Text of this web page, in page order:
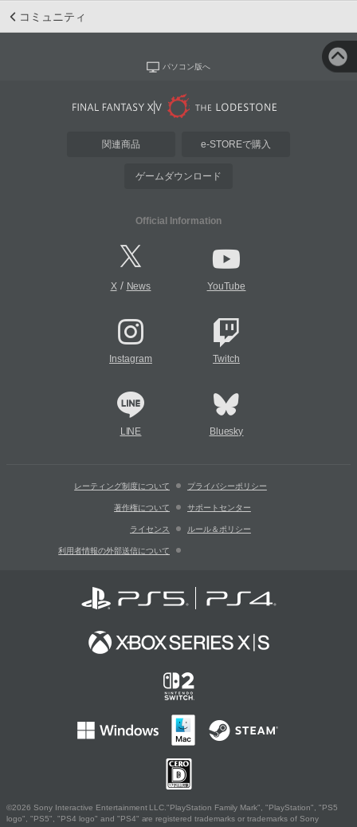
コミュニティ
パソコン版へ
関連商品 e-STOREで購入
ゲームダウンロード
Official Information
X/ News YouTube
Instagram Twitch
LINE Bluesky
レーティング制度について プライバシーポリシー
著作権について サポートセンター
ライセンス ルール＆ポリシー
利用者情報の外部送信について
©2026 Sony Interactive Entertainment LLC."PlayStation Family Mark", "PlayStation", "PS5
logo", "PS5", "PS4 logo" and "PS4" are registered trademarks or trademarks of Sony